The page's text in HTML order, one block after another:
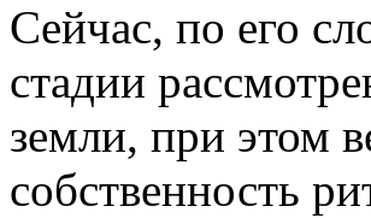
Сейчас, по его
стадии
земли, при этом
собственность